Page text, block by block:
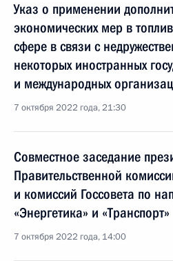
Указ о применении
экономических мер в
сфере в связи с
некоторых иностранных
и международных
7 октября 2022 года, 21:30
Совместное заседание
Правительственной
и комиссий Госсовета по
«Энергетика» и «Транспорт»
7 октября 2022 года, 14:00